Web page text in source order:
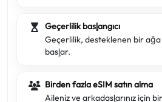
Geçerlilik başlangıcı
Geçerlilik, desteklenen bir
başlar.
Birden fazla eSIM satın alma
Aileniz ve arkadaşlarınız için